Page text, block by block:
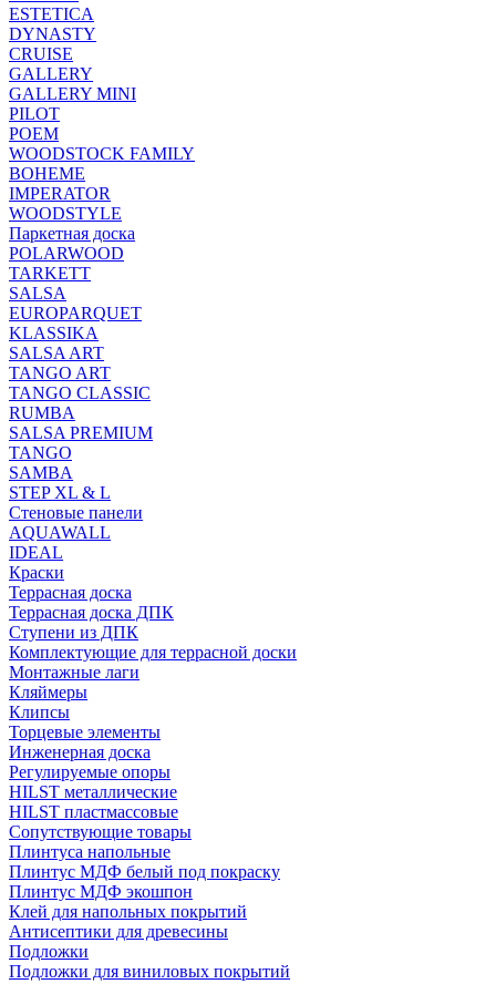
ESTETICA
DYNASTY
CRUISE
GALLERY
GALLERY MINI
PILOT
POEM
WOODSTOCK FAMILY
BOHEME
IMPERATOR
WOODSTYLE
Паркетная доска
POLARWOOD
TARKETT
SALSA
EUROPARQUET
KLASSIKA
SALSA ART
TANGO ART
TANGO CLASSIC
RUMBA
SALSA PREMIUM
TANGO
SAMBA
STEP XL & L
Стеновые панели
AQUAWALL
IDEAL
Краски
Террасная доска
Террасная доска ДПК
Ступени из ДПК
Комплектующие для террасной доски
Монтажные лаги
Кляймеры
Клипсы
Торцевые элементы
Инженерная доска
Регулируемые опоры
HILST металлические
HILST пластмассовые
Сопутствующие товары
Плинтуса напольные
Плинтус МДФ белый под покраску
Плинтус МДФ экошпон
Клей для напольных покрытий
Антисептики для древесины
Подложки
Подложки для виниловых покрытий